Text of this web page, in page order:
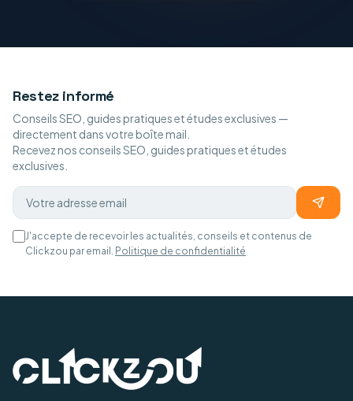
Restez informé
Conseils SEO, guides pratiques et études exclusives —
directement dans votre boîte mail.
Recevez nos conseils SEO, guides pratiques et études
exclusives.
J'accepte de recevoir les actualités, conseils et contenus de
Clickzou par email.
Politique de confidentialité